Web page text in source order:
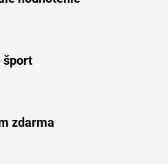
šport
zdarma